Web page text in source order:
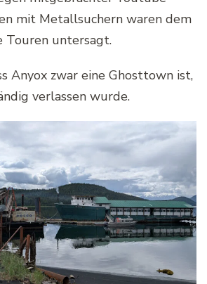
mit Metallsuchern waren dem
untersagt.
Anyox zwar eine Ghosttown ist,
verlassen wurde.